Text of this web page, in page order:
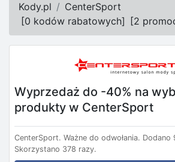
Kody.pl
CenterSport
[0 kodów rabatowych] [2
Wyprzedaż do -40% na
produkty w CenterSport
CenterSport. Ważne do odwołania. Dodano
Skorzystano 378 razy.